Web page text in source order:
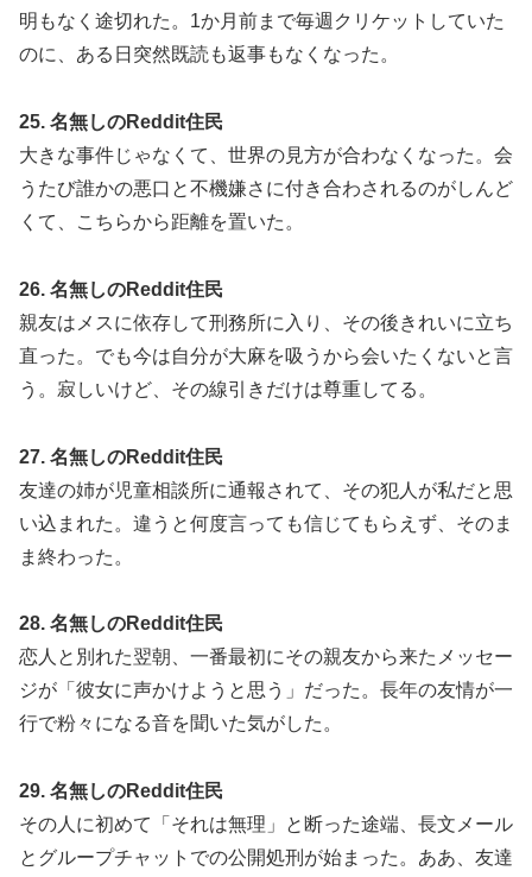
明もなく途切れた。1か月前まで毎週クリケットしていた
のに、ある日突然既読も返事もなくなった。
25. 名無しのReddit住民
大きな事件じゃなくて、世界の見方が合わなくなった。会
うたび誰かの悪口と不機嫌さに付き合わされるのがしんど
くて、こちらから距離を置いた。
26. 名無しのReddit住民
親友はメスに依存して刑務所に入り、その後きれいに立ち
直った。でも今は自分が大麻を吸うから会いたくないと言
う。寂しいけど、その線引きだけは尊重してる。
27. 名無しのReddit住民
友達の姉が児童相談所に通報されて、その犯人が私だと思
い込まれた。違うと何度言っても信じてもらえず、そのま
ま終わった。
28. 名無しのReddit住民
恋人と別れた翌朝、一番最初にその親友から来たメッセー
ジが「彼女に声かけようと思う」だった。長年の友情が一
行で粉々になる音を聞いた気がした。
29. 名無しのReddit住民
その人に初めて「それは無理」と断った途端、長文メール
とグループチャットでの公開処刑が始まった。ああ、友達